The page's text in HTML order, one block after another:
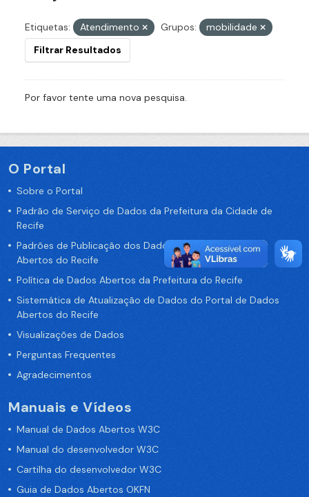
Etiquetas: Atendimento Grupos:
mobilidade
Filtrar Resultados
Por favor tente uma nova pesquisa.
O Portal
Sobre o Portal
Padrão de Serviço de Dados da Prefeitura da Cidade de
Recife
Padrões de Publicação dos Dados no Portal de Dados
Abertos do Recife
Política de Dados Abertos da Prefeitura do Recife
Sistemática de Atualização de Dados do Portal de Dados
Abertos do Recife
Visualizações de Dados
Perguntas Frequentes
Agradecimentos
Manuais e Vídeos
Manual de Dados Abertos W3C
Manual do desenvolvedor W3C
Cartilha do desenvolvedor W3C
Guia de Dados Abertos OKFN